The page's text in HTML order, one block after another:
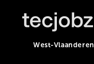
West-Vlaanderen